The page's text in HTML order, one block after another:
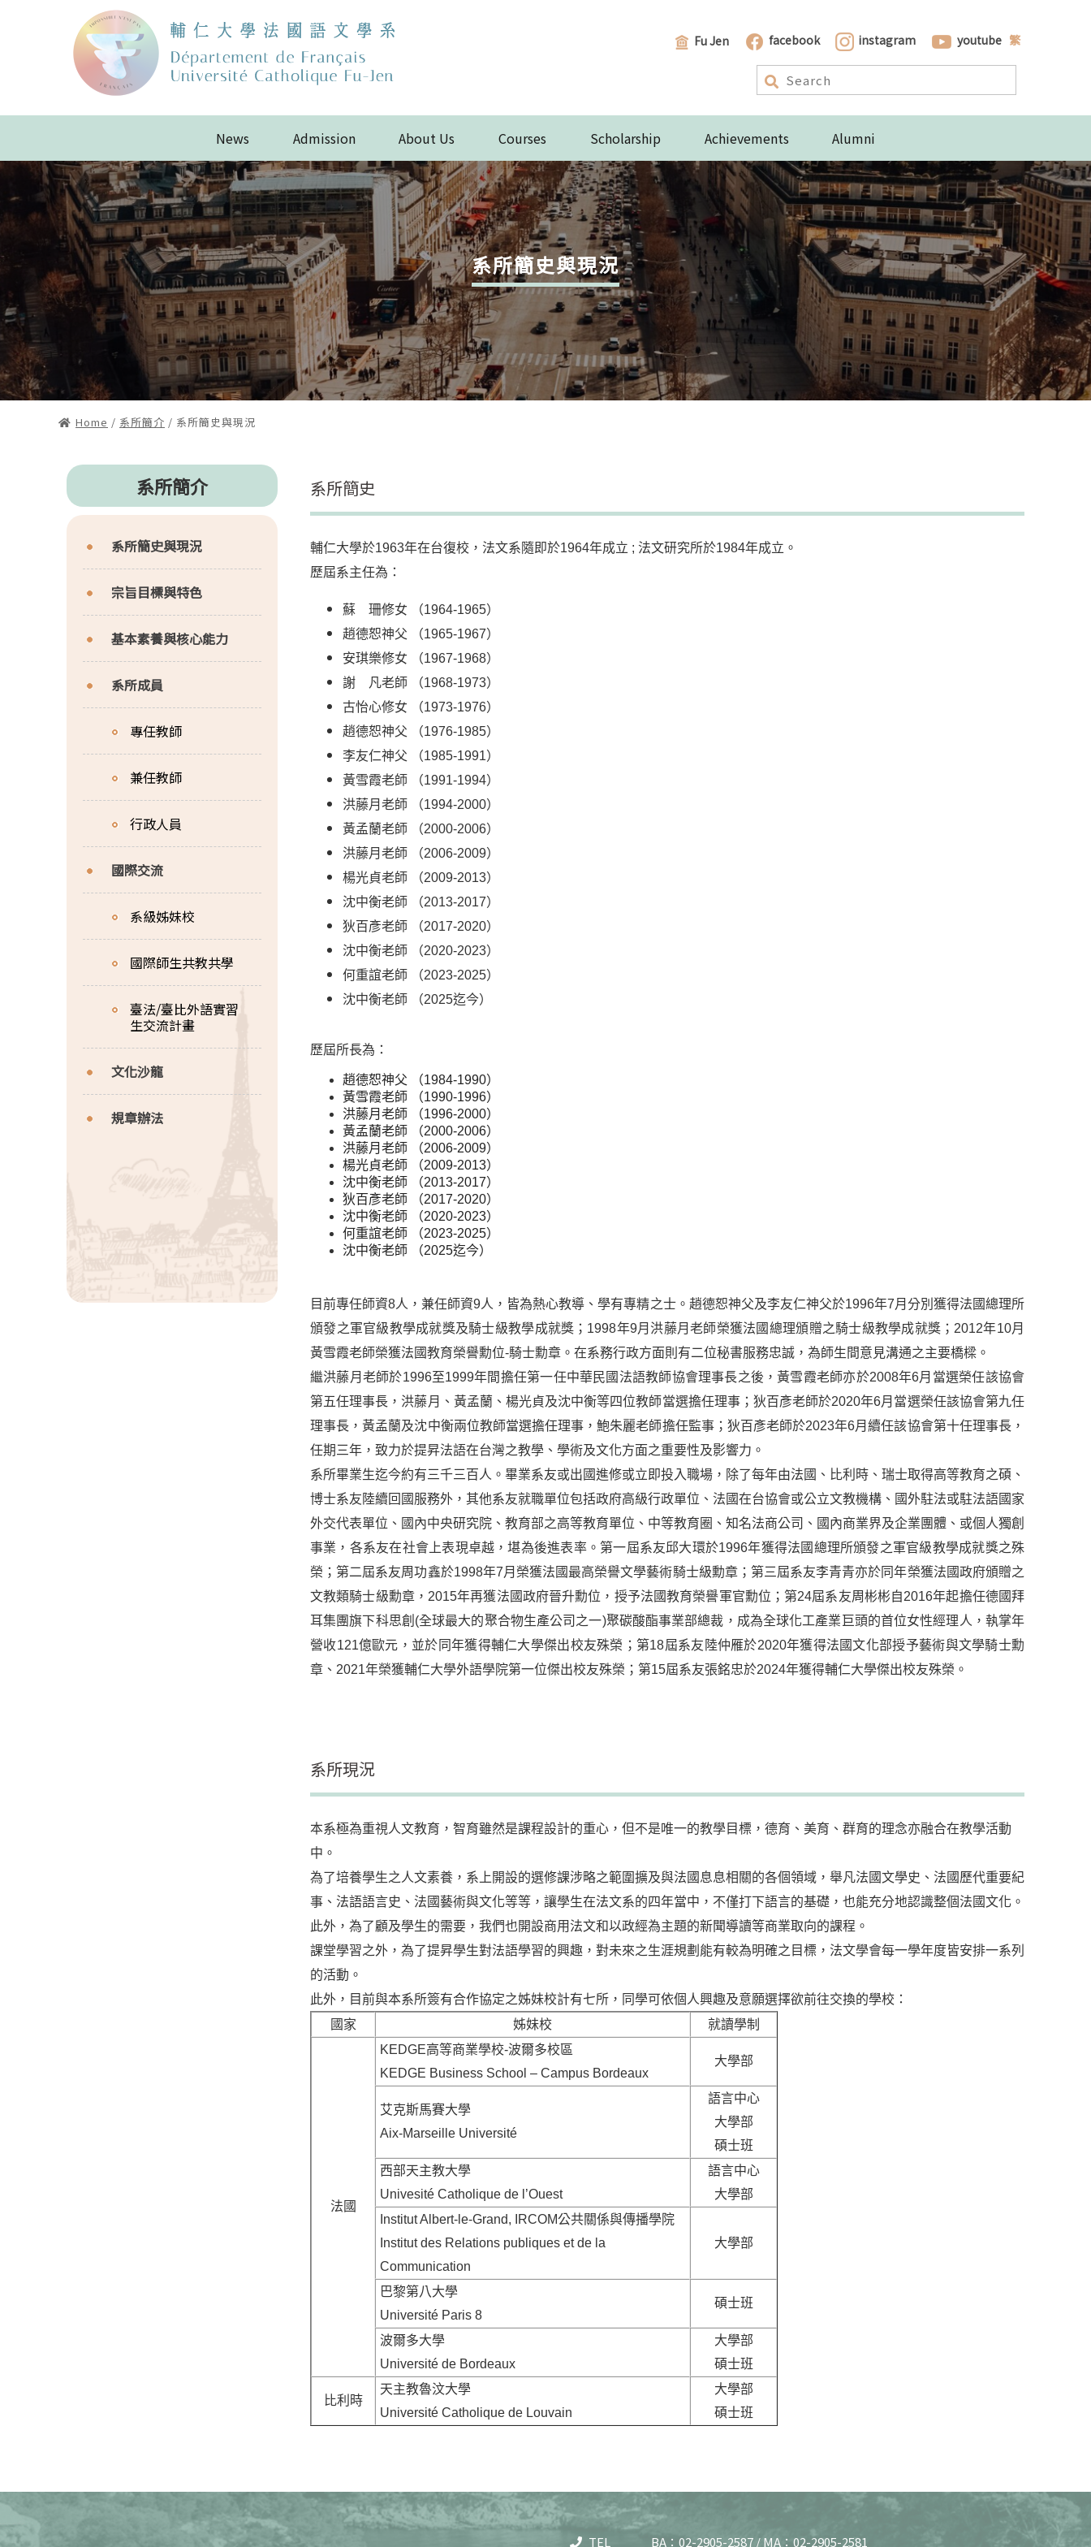
©
Fu Jen facebook instagram youtube 繁
News Admission About Us Courses Scholarship Achievements Alumni
系所簡史與現況
Home / 系所簡介 / 系所簡史與現況
系所簡介
系所簡史與現況
宗旨目標與特色
基本素養與核心能力
系所成員
專任教師
兼任教師
行政人員
國際交流
系級姊妹校
國際師生共教共學
臺法/臺比外語實習
生交流計畫
文化沙龍
規章辦法
系所簡史
輔仁大學於1963年在台復校，法文系隨即於1964年成立 ; 法文研究所於1984年成立。
歷屆系主任為：
蘇 珊修女 （1964-1965）
趙德恕神父 （1965-1967）
安琪樂修女 （1967-1968）
謝 凡老師 （1968-1973）
古怡心修女 （1973-1976）
趙德恕神父 （1976-1985）
李友仁神父 （1985-1991）
黃雪霞老師 （1991-1994）
洪藤月老師 （1994-2000）
黃孟蘭老師 （2000-2006）
洪藤月老師 （2006-2009）
楊光貞老師 （2009-2013）
沈中衡老師 （2013-2017）
狄百彥老師 （2017-2020）
沈中衡老師 （2020-2023）
何重誼老師 （2023-2025）
沈中衡老師 （2025迄今）
歷屆所長為：
趙德恕神父 （1984-1990）
黃雪霞老師 （1990-1996）
洪藤月老師 （1996-2000）
黃孟蘭老師 （2000-2006）
洪藤月老師 （2006-2009）
楊光貞老師 （2009-2013）
沈中衡老師 （2013-2017）
狄百彥老師 （2017-2020）
沈中衡老師 （2020-2023）
何重誼老師 （2023-2025）
沈中衡老師 （2025迄今）
目前專任師資8人，兼任師資9人，皆為熱心教導、學有專精之士。趙德恕神父及李友仁神父於1996年7月分別獲得法國總理所
頒發之軍官級教學成就獎及騎士級教學成就獎；1998年9月洪藤月老師榮獲法國總理頒贈之騎士級教學成就獎；2012年10月
黃雪霞老師榮獲法國教育榮譽勳位-騎士勳章。在系務行政方面則有二位秘書服務忠誠，為師生間意見溝通之主要橋樑。
繼洪藤月老師於1996至1999年間擔任第一任中華民國法語教師協會理事長之後，黃雪霞老師亦於2008年6月當選榮任該協會
第五任理事長，洪藤月、黃孟蘭、楊光貞及沈中衡等四位教師當選擔任理事；狄百彥老師於2020年6月當選榮任該協會第九任
理事長，黃孟蘭及沈中衡兩位教師當選擔任理事，鮑朱麗老師擔任監事；狄百彥老師於2023年6月續任該協會第十任理事長，
任期三年，致力於提昇法語在台灣之教學、學術及文化方面之重要性及影響力。
系所畢業生迄今約有三千三百人。畢業系友或出國進修或立即投入職場，除了每年由法國、比利時、瑞士取得高等教育之碩、
博士系友陸續回國服務外，其他系友就職單位包括政府高級行政單位、法國在台協會或公立文教機構、國外駐法或駐法語國家
外交代表單位、國內中央研究院、教育部之高等教育單位、中等教育圈、知名法商公司、國內商業界及企業團體、或個人獨創
事業，各系友在社會上表現卓越，堪為後進表率。第一屆系友邱大環於1996年獲得法國總理所頒發之軍官級教學成就獎之殊
榮；第二屆系友周功鑫於1998年7月榮獲法國最高榮譽文學藝術騎士級勳章；第三屆系友李青青亦於同年榮獲法國政府頒贈之
文教類騎士級勳章，2015年再獲法國政府晉升勳位，授予法國教育榮譽軍官勳位；第24屆系友周彬彬自2016年起擔任德國拜
耳集團旗下科思創(全球最大的聚合物生產公司之一)聚碳酸酯事業部總裁，成為全球化工產業巨頭的首位女性經理人，執掌年
營收121億歐元，並於同年獲得輔仁大學傑出校友殊榮 ； 第18屆系友陸仲雁於2020年獲得法國文化部授予藝術與文學騎士勳
章、2021年榮獲輔仁大學外語學院第一位傑出校友殊榮；第15屆系友張銘忠於2024年獲得輔仁大學傑出校友殊榮。
系所現況
本系極為重視人文教育，智育雖然是課程設計的重心，但不是唯一的教學目標，德育、美育、群育的理念亦融合在教學活動
中。
為了培養學生之人文素養，系上開設的選修課涉略之範圍擴及與法國息息相關的各個領域，舉凡法國文學史、法國歷代重要紀
事、法語語言史、法國藝術與文化等等，讓學生在法文系的四年當中，不僅打下語言的基礎，也能充分地認識整個法國文化。
此外，為了顧及學生的需要，我們也開設商用法文和以政經為主題的新聞導讀等商業取向的課程。
課堂學習之外，為了提昇學生對法語學習的興趣，對未來之生涯規劃能有較為明確之目標，法文學會每一學年度皆安排一系列
的活動。
此外，目前與本系所簽有合作協定之姊妹校計有七所，同學可依個人興趣及意願選擇欲前往交換的學校：
國家
姊妹校 就讀學制
法國
KEDGE高等商業學校-波爾多校區
KEDGE Business School – Campus Bordeaux
大學部
艾克斯馬賽大學
Aix-Marseille Université
語言中心
大學部
碩士班
西部天主教大學
Univesité Catholique de l’Ouest
語言中心
大學部
Institut Albert-le-Grand, IRCOM公共關係與傳播學院
Institut des Relations publiques et de la
Communication
大學部
巴黎第八大學
Université Paris 8
碩士班
波爾多大學
Université de Bordeaux
大學部
碩士班
比利時
天主教魯汶大學
Université Catholique de Louvain
大學部
碩士班
TEL BA：02-2905-2587 / MA：02-2905-2581